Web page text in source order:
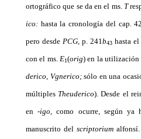
ortográfico que se da en el ms. T
ico: hasta la cronología del cap.
pero desde PCG, p. 241 b43 hasta
con el ms. E1(orig) en la utilización
derico, Vgnerico;sólo en una
múltiples Theuderico). Desde el
en-igo,como ocurre, según ya
manuscrito del scriptorium